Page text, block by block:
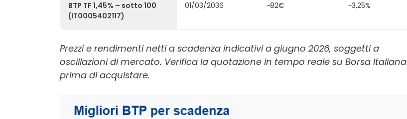
BTP TF 1,45% – sotto 100
(IT0005402117)
01/03/2036 ~82€ ~3,25%
Prezzi e rendimenti netti a scadenza indicativi a giugno 2026, soggetti a
oscillazioni di mercato. Verifica la quotazione in tempo reale su Borsa Italiana
prima di acquistare.